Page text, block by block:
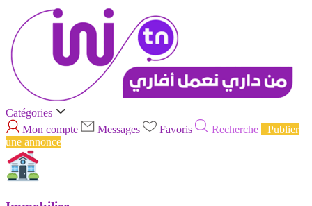
Catégories
Mon compte
Messages Favoris Recherche
Publier
une annonce